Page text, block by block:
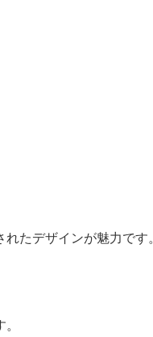
たデザインが魅力です。